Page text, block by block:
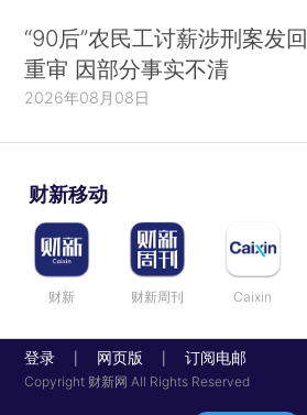
“90后”农民工讨薪涉刑案发回
重审 因部分事实不清
2026年08月08日
财新移动
财新 财新周刊 Caixin
登录 网页版 订阅电邮
Copyright 财新网 All Rights Reserved